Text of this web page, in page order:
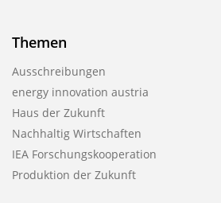
Themen
Ausschreibungen
energy innovation austria
Haus der Zukunft
Nachhaltig Wirtschaften
IEA Forschungs­kooperation
Produktion der Zukunft